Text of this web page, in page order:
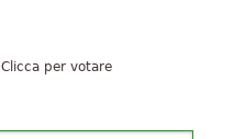
Clicca per votare